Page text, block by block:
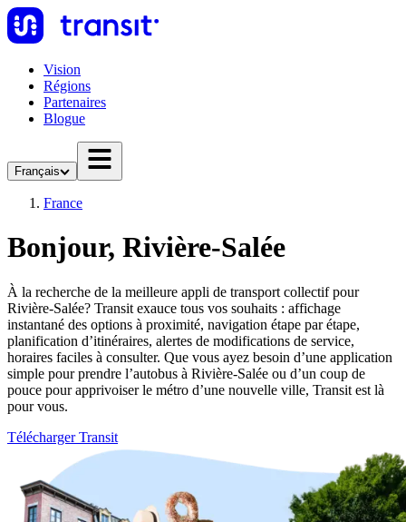
Vision
Régions
Partenaires
Blogue
Français
France
Bonjour, Rivière-Salée
À la recherche de la meilleure appli de transport collectif pour
Rivière-Salée? Transit exauce tous vos souhaits : affichage
instantané des options à proximité, navigation étape par étape,
planification d’itinéraires, alertes de modifications de service,
horaires faciles à consulter. Que vous ayez besoin d’une application
simple pour prendre l’autobus à Rivière-Salée ou d’un coup de
pouce pour apprivoiser le métro d’une nouvelle ville, Transit est là
pour vous.
Télécharger Transit